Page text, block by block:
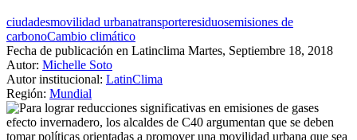
ciudadesmovilidad urbanatransporteresiduosemisiones de
carbonoCambio climático
Fecha de publicación en Latinclima Martes, Septiembre 18, 2018
Autor: Michelle Soto
Autor institucional: LatinClima
Región: Mundial